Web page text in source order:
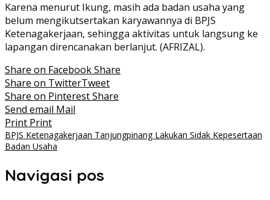
Karena menurut Ikung, masih ada badan usaha yang
belum mengikutsertakan karyawannya di BPJS
Ketenagakerjaan, sehingga aktivitas untuk langsung ke
lapangan direncanakan berlanjut. (AFRIZAL).
Share on FacebookShare
Share on TwitterTweet
Share on PinterestShare
Send email Mail
Print Print
BPJS Ketenagakerjaan Tanjungpinang Lakukan Sidak Kepesertaan
Badan Usaha
Navigasi pos